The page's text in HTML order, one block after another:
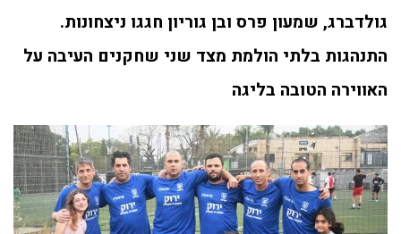
גולדברג, שמעון פרס ובן גוריון חגגו ניצחונות.
התנהגות בלתי הולמת מצד שני שחקנים העיבה על
האווירה הטובה בליגה